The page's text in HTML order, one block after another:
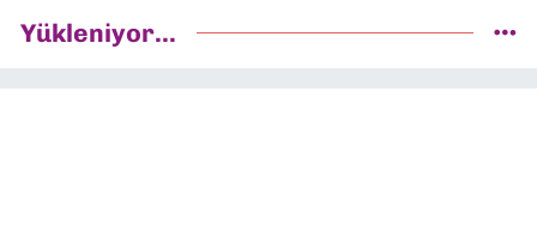
Yükleniyor...